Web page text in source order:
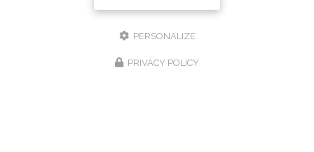
PERSONALIZE
PRIVACY POLICY